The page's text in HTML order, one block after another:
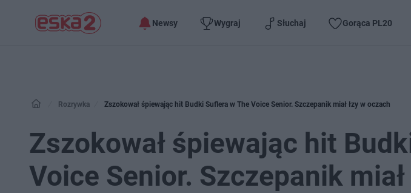
Newsy Wygraj Słuchaj Gorąca PL20
Rozrywka Zszokował śpiewając hit Budki Suflera w The Voice Senior. Szczepanik miał łzy w oczach
Zszokował śpiewając hit
Voice Senior. Szczepanik miał